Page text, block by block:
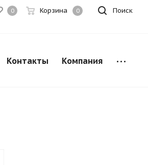
Поиск
0 Корзина 0
Контакты Компания